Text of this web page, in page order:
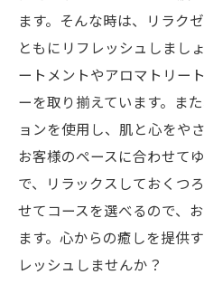
ます。そんな時は、リラク
ともにリフレッシュしまし
ートメントやアロマトリー
ーを取り揃えています。ま
ョンを使用し、肌と心をや
お客様のペースに合わせて
で、リラックスしておくつ
せてコースを選べるので、
ます。心からの癒しを提供
レッシュしませんか？